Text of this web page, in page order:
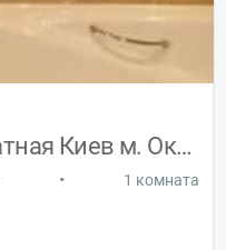
Посуточно однокомнатная Киев м. Окорорки
• 1 комната